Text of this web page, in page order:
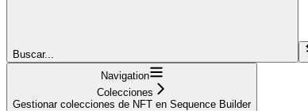
Buscar...
Navigation
Colecciones
Gestionar colecciones de NFT en Sequence Builder